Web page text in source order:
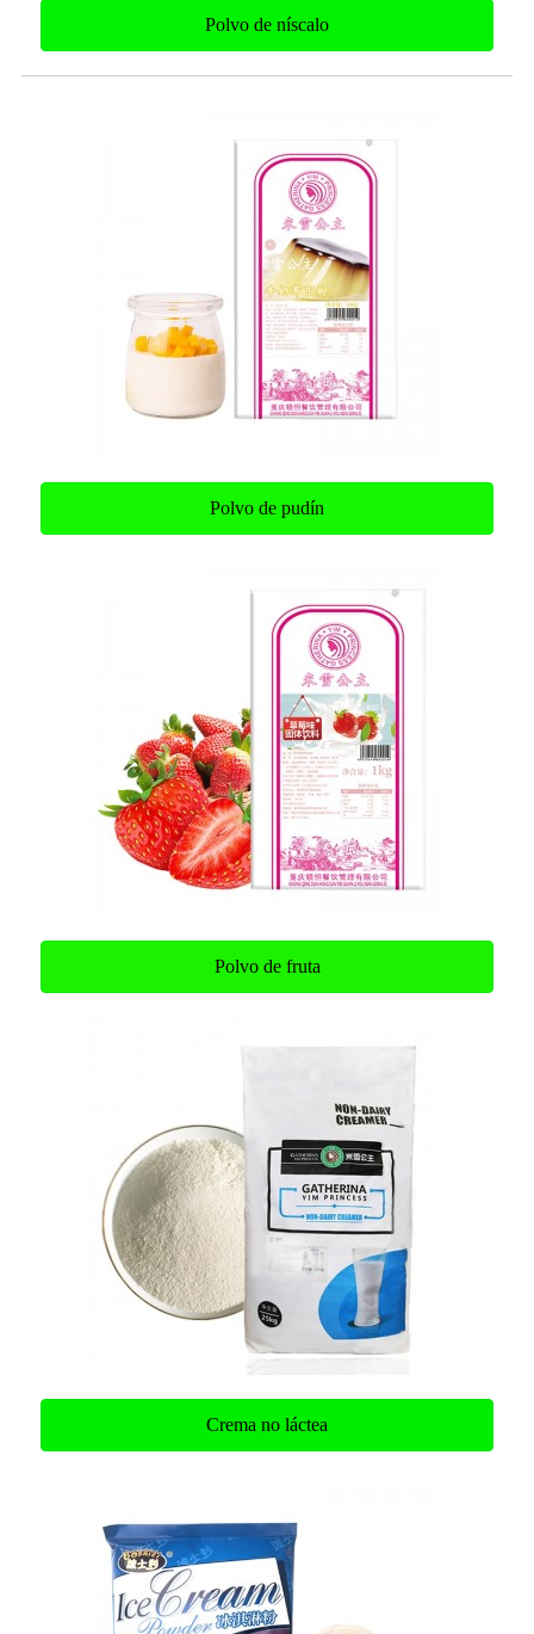
Polvo de níscalo
Polvo de pudín
Polvo de fruta
Crema no láctea